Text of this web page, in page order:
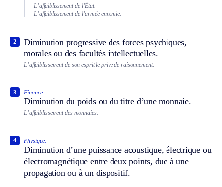
L’affaiblissement de l’État.
L’affaiblissement de l’armée ennemie.
Diminution progressive des forces psychiques,
morales ou des facultés intellectuelles.
2
L’affaiblissement de son esprit le prive de raisonnement.
Finance.
Diminution du poids ou du titre d’une monnaie.
3
L’affaiblissement des monnaies.
Physique.
Diminution d’une puissance acoustique, électrique ou
électromagnétique entre deux points, due à une
propagation ou à un dispositif.
4